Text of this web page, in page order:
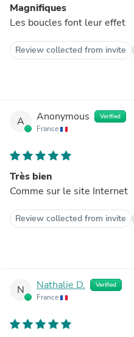
Magnifiques
Les boucles font leur effet
Review collected from invite
A Anonymous Verified
France
Très bien
Comme sur le site Internet
Review collected from invite
N Nathalie D. Verified
France